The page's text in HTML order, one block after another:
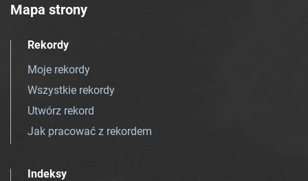
Mapa strony
Rekordy
Moje rekordy
Wszystkie rekordy
Utwórz rekord
Jak pracować z rekordem
Indeksy